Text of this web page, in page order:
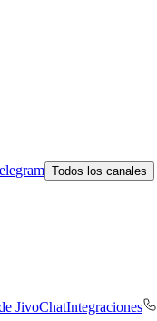
Todos los canales
JivoChatIntegraciones